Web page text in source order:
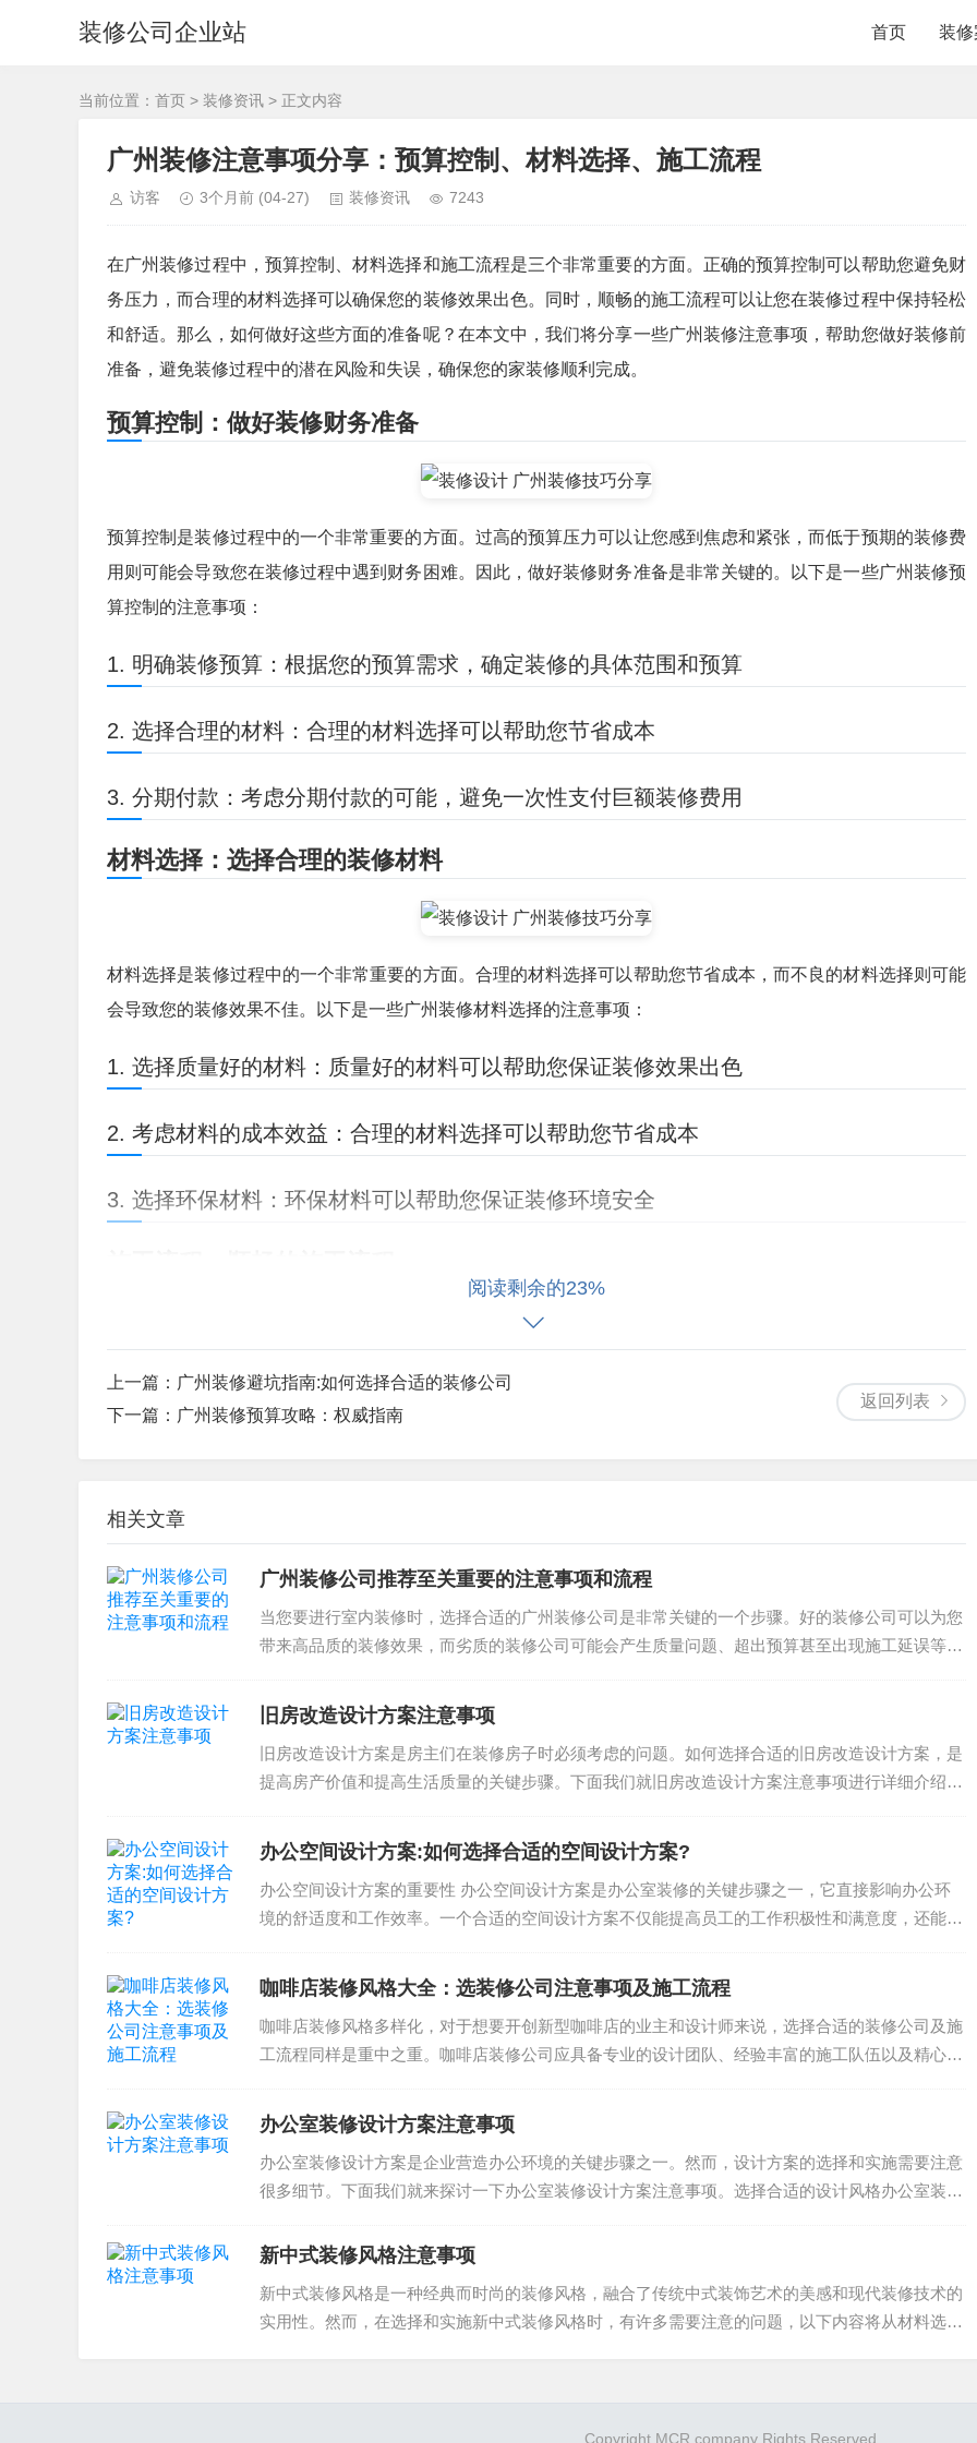
装修公司企业站 首页 装
当前位置： 首页 > 装修资讯 > 正文内容
广州装修注意事项分享：预算控制、材料选择、施工流程
访客 3个月前 (04-27) 装修资讯 7243
在广州装修过程中，预算控制、材料选择和施工流程是三个非常重要的方面。正确的预算控制可以帮助您避免财
务压力，而合理的材料选择可以确保您的装修效果出色。同时，顺畅的施工流程可以让您在装修过程中保持轻松
和舒适。那么，如何做好这些方面的准备呢？在本文中，我们将分享一些广州装修注意事项，帮助您做好装修前
准备，避免装修过程中的潜在风险和失误，确保您的家装修顺利完成。
预算控制：做好装修财务准备
预算控制是装修过程中的一个非常重要的方面。过高的预算压力可以让您感到焦虑和紧张，而低于预期的装修费
用则可能会导致您在装修过程中遇到财务困难。因此，做好装修财务准备是非常关键的。以下是一些广州装修预
算控制的注意事项：
1. 明确装修预算：根据您的预算需求，确定装修的具体范围和预算
2. 选择合理的材料：合理的材料选择可以帮助您节省成本
3. 分期付款：考虑分期付款的可能，避免一次性支付巨额装修费用
材料选择：选择合理的装修材料
材料选择是装修过程中的一个非常重要的方面。合理的材料选择可以帮助您节省成本，而不良的材料选择则可能
会导致您的装修效果不佳。以下是一些广州装修材料选择的注意事项：
1. 选择质量好的材料：质量好的材料可以帮助您保证装修效果出色
2. 考虑材料的成本效益：合理的材料选择可以帮助您节省成本
3. 选择环保材料：环保材料可以帮助您保证装修环境安全
施工流程是装修过程中的一个非常重要的方面。顺畅的施工流程可以让您在装修过程中保持轻松和舒适，而不良
的施工流程则可能会导致您在装修过程中遇到各种问题。以下是一些广州装修施工流程的注意事项：
1. 明确施工流程：根据您的需求，确定装修的具体流程
3. 运营管理：严格的运营管理可以帮助您保证装修环境安全
以上是一些广州装修注意事项的分享。通过这些注意事项，希望您可以做好装修前准备，避免装修过程中的潜在
风险和失误，确保您的家装修顺利完成。如需进一步咨询，欢迎您随时联系我们，我们将竭诚为您服务。"
阅读剩余的23%
返回列表
上一篇： 广州装修避坑指南:如何选择合适的装修公司
下一篇： 广州装修预算攻略：权威指南
相关文章
广州装修公司推荐至关重要的注意事项和流程
当您要进行室内装修时，选择合适的广州装修公司是非常关键的一个步骤。好的装修公司可以为您
带来高品质的装修效果，而劣质的装修公司可能会产生质量问题、超出预算甚至出现施工延误等状
旧房改造设计方案注意事项
旧房改造设计方案是房主们在装修房子时必须考虑的问题。如何选择合适的旧房改造设计方案，是
提高房产价值和提高生活质量的关键步骤。下面我们就旧房改造设计方案注意事项进行详细介绍。
办公空间设计方案:如何选择合适的空间设计方案?
办公空间设计方案的重要性 办公空间设计方案是办公室装修的关键步骤之一，它直接影响办公环
境的舒适度和工作效率。一个合适的空间设计方案不仅能提高员工的工作积极性和满意度，还能帮
咖啡店装修风格大全：选装修公司注意事项及施工流程
咖啡店装修风格多样化，对于想要开创新型咖啡店的业主和设计师来说，选择合适的装修公司及施
工流程同样是重中之重。咖啡店装修公司应具备专业的设计团队、经验丰富的施工队伍以及精心的
办公室装修设计方案注意事项
办公室装修设计方案是企业营造办公环境的关键步骤之一。然而，设计方案的选择和实施需要注意
很多细节。下面我们就来探讨一下办公室装修设计方案注意事项。选择合适的设计风格办公室装修
新中式装修风格注意事项
新中式装修风格是一种经典而时尚的装修风格，融合了传统中式装饰艺术的美感和现代装修技术的
实用性。然而，在选择和实施新中式装修风格时，有许多需要注意的问题，以下内容将从材料选
Copyright MCR company Rights Reserved.